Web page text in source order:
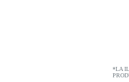
*LA